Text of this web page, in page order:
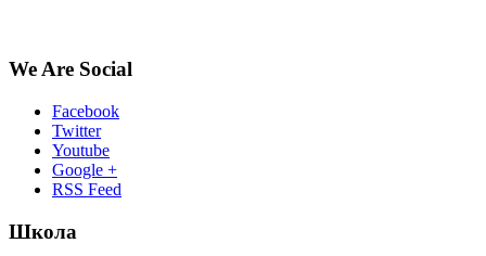
We Are Social
Facebook
Twitter
Youtube
Google +
RSS Feed
Школа